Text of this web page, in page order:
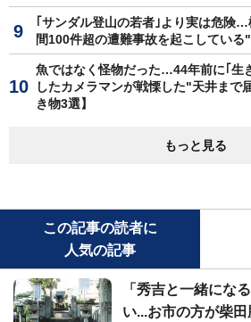
｢サンダル登山の若者｣より実は危険
間100件超の遭難事故を起こしている
魚ではなく怪物だった…44年前に｢生
したカメラマンが戦慄した"天井まで
き物3選】
もっと見る
この記事の読者に
人気の記事
「秀吉と一緒にな
い...お市の方が柴